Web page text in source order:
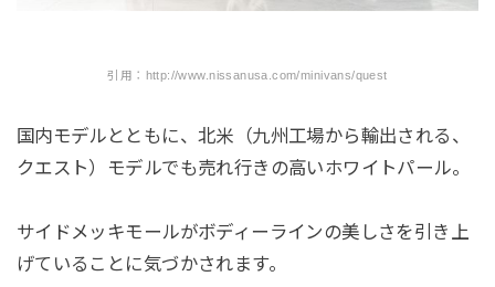
引用：http://www.nissanusa.com/minivans/quest
国内モデルとともに、北米（九州工場から輸出される、
クエスト）モデルでも売れ行きの高いホワイトパール。
サイドメッキモールがボディーラインの美しさを引き上
げていることに気づかされます。